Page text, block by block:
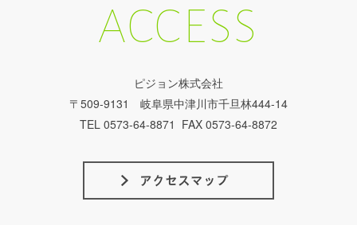
ACCESS
ピジョン株式会社
〒509-9131 岐阜県中津川市千旦林444-14
TEL 0573-64-8871 FAX 0573-64-8872